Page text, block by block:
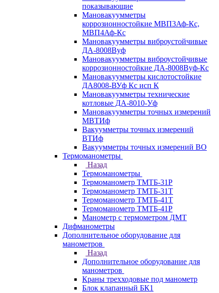
показывающие
Мановакуумметры
коррозионностойкие МВП3Аф-Кс,
МВП4Аф-Кс
Мановакуумметры виброустойчивые
ДА-8008Вуф
Мановакуумметры виброустойчивые
коррозионностойкие ДА-8008Вуф-Кс
Мановакуумметры кислотостойкие
ДА8008-ВУф Кс исп К
Мановакуумметры технические
котловые ДА-8010-Уф
Мановакуумметры точных измерений
МВТИф
Вакуумметры точных измерений
ВТИф
Вакуумметры точных измерений ВО
Термоманометры
Назад
Термоманометры
Термоманометр ТМТБ-31Р
Термоманометр ТМТБ-31Т
Термоманометр ТМТБ-41Т
Термоманометр ТМТБ-41Р
Манометр с термометром ДМТ
Дифманометры
Дополнительное оборудование для
манометров
Назад
Дополнительное оборудование для
манометров
Краны трехходовые под манометр
Блок клапанный БК1